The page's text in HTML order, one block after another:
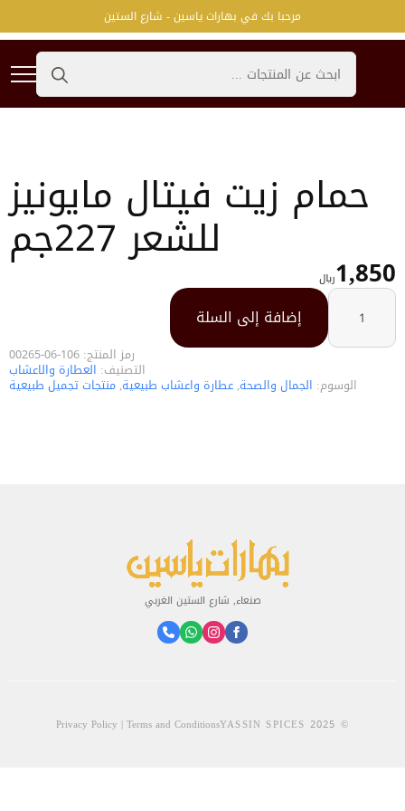
مرحبا بك في بهارات ياسين - شارع الستين
Search
for:
حمام زيت فيتال مايونيز
للشعر 227جم
1,850﷼
كمية
مايونيز
للشعر
إضافة إلى السلة
رمز المنتج: 106-06-00265
التصنيف: العطارة والاعشاب
الوسوم: الجمال والصحة, عطارة واعشاب طبيعية, منتجات تجميل طبيعية
صنعاء, شارع الستين الغربي
© 2025 YASSIN SPICES
Privacy Policy | Terms and Conditions